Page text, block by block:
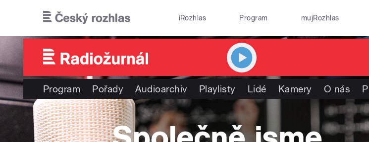
iRozhlas Program mujRozhlas
Program Pořady Audioarchiv Playlisty Lidé Kamery O nás